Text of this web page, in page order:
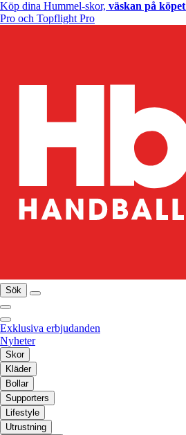
Köp dina Hummel-skor, väskan på köpet
Pro och Topflight Pro
Sök
Exklusiva erbjudanden
Nyheter
Skor
Kläder
Bollar
Supporters
Lifestyle
Utrustning